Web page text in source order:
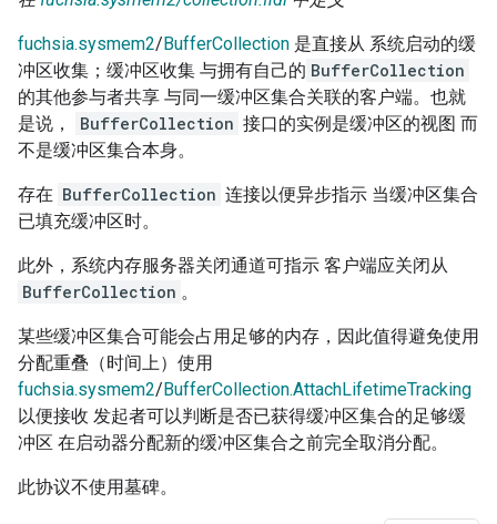
fuchsia.sysmem2/BufferCollection 是直接从 系统启动的缓
冲区收集；缓冲区收集 与拥有自己的 BufferCollection
的其他参与者共享 与同一缓冲区集合关联的客户端。也就
是说，
BufferCollection 接口的实例是缓冲区的视图 而
不是缓冲区集合本身。
存在 BufferCollection 连接以便异步指示 当缓冲区集合
已填充缓冲区时。
此外，系统内存服务器关闭通道可指示 客户端应关闭从
BufferCollection 。
某些缓冲区集合可能会占用足够的内存，因此值得避免使用
分配重叠（时间上）使用
fuchsia.sysmem2/BufferCollection.AttachLifetimeTracking
以便接收 发起者可以判断是否已获得缓冲区集合的足够缓
冲区 在启动器分配新的缓冲区集合之前完全取消分配。
此协议不使用墓碑。